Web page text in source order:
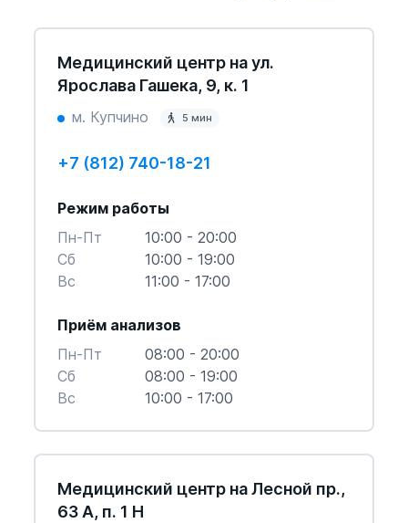
Медицинский центр на ул.
Ярослава Гашека, 9, к. 1
м. Купчино 5 мин
+7 (812) 740-18-21
Режим работы
Пн-Пт
10:00 - 20:00
Cб
10:00 - 19:00
Вс
11:00 - 17:00
Приём анализов
Пн-Пт
08:00 - 20:00
Cб
08:00 - 19:00
Вс
10:00 - 17:00
Медицинский центр на Лесной пр.,
63 А, п. 1 Н